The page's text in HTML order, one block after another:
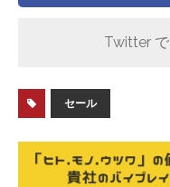
Twitter で
セール